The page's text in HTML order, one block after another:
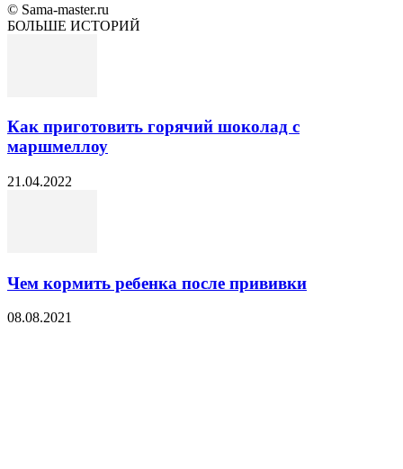
© Sama-master.ru
БОЛЬШЕ ИСТОРИЙ
Как приготовить горячий шоколад с
маршмеллоу
21.04.2022
Чем кормить ребенка после прививки
08.08.2021